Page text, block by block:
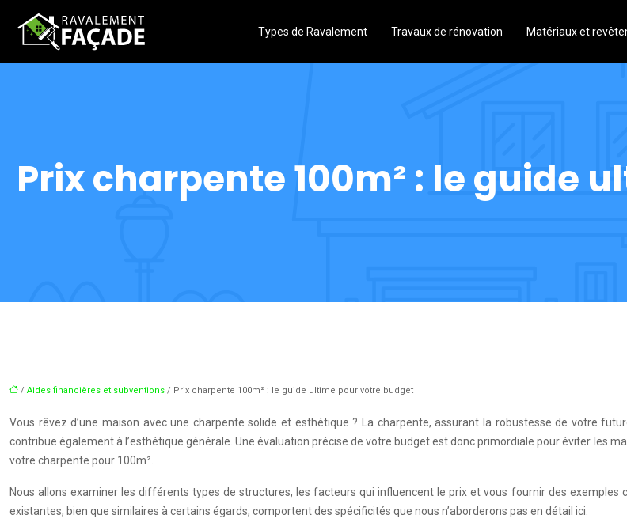
Types de Ravalement Travaux de rénovation Matériaux et
Prix charpente 100m² : le guide
/ Aides financières et subventions / Prix charpente 100m² : le guide ultime pour votre budget
Vous rêvez d’une maison avec une charpente solide et esthétique ? La charpente, assurant la robustesse de votre
contribue également à l’esthétique générale. Une évaluation précise de votre budget est donc primordiale pour éviter les
votre charpente pour 100m².
Nous allons examiner les différents types de structures, les facteurs qui influencent le prix et vous fournir des
existantes, bien que similaires à certains égards, comportent des spécificités que nous n’aborderons pas en détail ici.